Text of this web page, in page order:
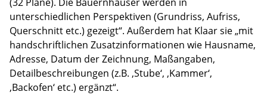
unterschiedlichen Perspektiven (Grundriss, Aufriss,
Querschnitt etc.) gezeigt“. Außerdem hat Klaar sie „mit
handschriftlichen Zusatzinformationen wie Hausname,
Adresse, Datum der Zeichnung, Maßangaben,
Detailbeschreibungen (z.B. ‚Stube‘, ‚Kammer‘,
‚Backofen‘ etc.) ergänzt“.